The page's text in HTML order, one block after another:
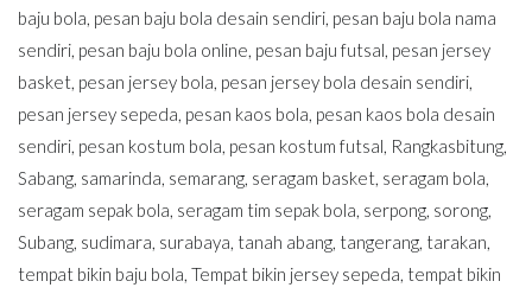
baju bola, pesan baju bola desain sendiri, pesan baju bola nama
sendiri, pesan baju bola online, pesan baju futsal, pesan jersey
basket, pesan jersey bola, pesan jersey bola desain sendiri,
pesan jersey sepeda, pesan kaos bola, pesan kaos bola desain
sendiri, pesan kostum bola, pesan kostum futsal, Rangkasbitung,
Sabang, samarinda, semarang, seragam basket, seragam bola,
seragam sepak bola, seragam tim sepak bola, serpong, sorong,
Subang, sudimara, surabaya, tanah abang, tangerang, tarakan,
tempat bikin baju bola, Tempat bikin jersey sepeda, tempat bikin